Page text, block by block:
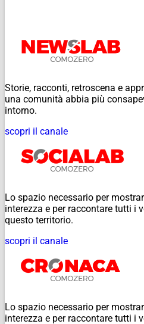
Storie, racconti, retroscena e
una comunità abbia più
intorno.
scopri il canale
Lo spazio necessario per
interezza e per raccontare tutti i
questo territorio.
scopri il canale
Lo spazio necessario per
interezza e per raccontare tutti i